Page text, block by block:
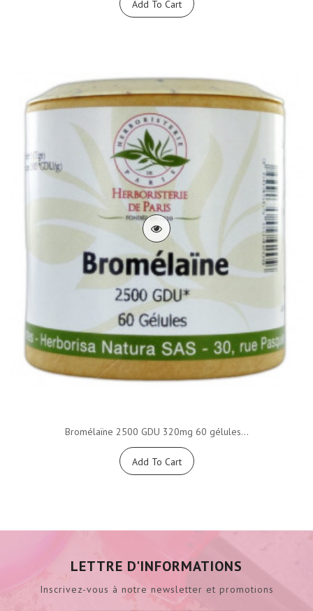
Add To Cart
Bromélaïne 2500 GDU 320mg 60 gélules...
Add To Cart
LETTRE D'INFORMATIONS
Inscrivez-vous à notre newsletter et promotions